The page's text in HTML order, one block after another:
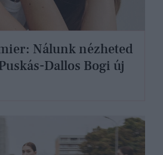
Nálunk nézheted
Dallos Bogi új